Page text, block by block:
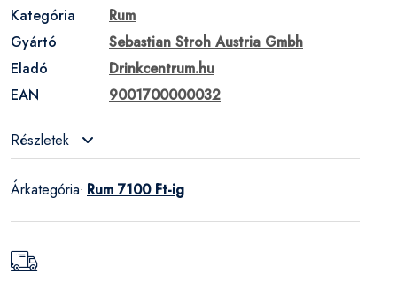
Kategória
Rum
Gyártó
Sebastian Stroh Austria Gmbh
Eladó
Drinkcentrum.hu
EAN
9001700000032
Részletek
Árkategória: Rum 7100 Ft-ig